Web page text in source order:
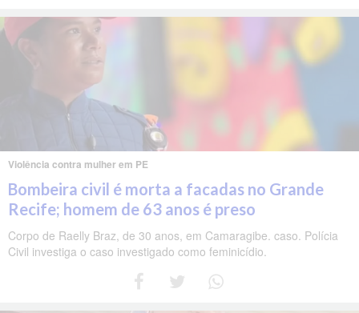
Violência contra mulher em PE
Bombeira civil é morta a facadas no Grande
Recife; homem de 63 anos é preso
Corpo de Raelly Braz, de 30 anos, em Camaragibe. caso. Polícia
Civil investiga o caso investigado como feminicídio.